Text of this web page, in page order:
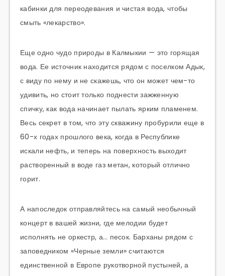
кабинки для переодевания и чистая вода, чтобы
смыть «лекарство».
Еще одно чудо природы в Калмыкии — это горящая
вода. Ее источник находится рядом с поселком Адык,
с виду по нему и не скажешь, что он может чем-то
удивить, но стоит только поднести зажженную
спичку, как вода начинает пылать ярким пламенем.
Весь секрет в том, что эту скважину пробурили еще в
60-х годах прошлого века, когда в Республике
искали нефть, и теперь на поверхность выходит
растворенный в воде газ метан, который отлично
горит.
А напоследок отправляйтесь на самый необычный
концерт в вашей жизни, где мелодии будет
исполнять не оркестр, а… песок. Барханы рядом с
заповедником «Черные земли» считаются
единственной в Европе рукотворной пустыней, а